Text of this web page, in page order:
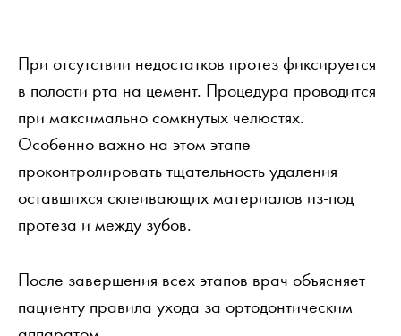
При отсутствии недостатков протез фиксируется
в полости рта на цемент. Процедура проводится
при максимально сомкнутых челюстях.
Особенно важно на этом этапе
проконтролировать тщательность удаления
оставшихся склеивающих материалов из-под
протеза и между зубов.
После завершения всех этапов врач объясняет
пациенту правила ухода за ортодонтическим